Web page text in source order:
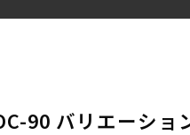
90 バリエーショ